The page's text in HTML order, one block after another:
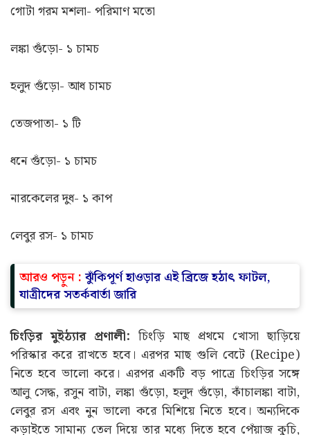
গোটা গরম মশলা- পরিমাণ মতো
লঙ্কা গুঁড়ো- ১ চামচ
হলুদ গুঁড়ো- আধ চামচ
তেজপাতা- ১ টি
ধনে গুঁড়ো- ১ চামচ
নারকেলের দুধ- ১ কাপ
লেবুর রস- ১ চামচ
আরও পড়ুন :ঝুঁকিপূর্ণ হাওড়ার এই ব্রিজে হঠাৎ ফাটল,
যাত্রীদের সতর্কবার্তা জারি
চিংড়ির মুইঠ্যার প্রণালী: চিংড়ি মাছ প্রথমে খোসা ছাড়িয়ে
পরিস্কার করে রাখতে হবে। এরপর মাছ গুলি বেটে (Recipe)
নিতে হবে ভালো করে। এরপর একটি বড় পাত্রে চিংড়ির সঙ্গে
আলু সেদ্ধ, রসুন বাটা, লঙ্কা গুঁড়ো, হলুদ গুঁড়ো, কাঁচালঙ্কা বাটা,
লেবুর রস এবং নুন ভালো করে মিশিয়ে নিতে হবে। অন্যদিকে
কড়াইতে সামান্য তেল দিয়ে তার মধ্যে দিতে হবে পেঁয়াজ কুচি,